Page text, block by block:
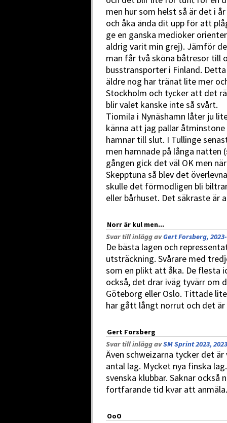
men hur som helst så är det i
och åka ända dit upp för att
ge en ganska medioker
aldrig varit min grej). Jämför
man får två sköna båtresor till
busstransporter i Finland.
äldre nog har tränat lite mer
Stockholm och tycker att det
blir valet kanske inte så svårt.
Tiomila i Nynäshamn låter ju
känna att jag pallar
hamnar till slut. I Tullinge
men hamnade på långa natten
gången gick det väl OK men
Skepptuna så blev det
skulle det förmodligen bli
eller bårhuset. Det säkraste är
Norr är kul men...
Svar till inlägg avGert Forsberg,
De bästa lagen och
utsträckning. Svårare med
som en plikt att åka. De flesta
också, det drar iväg tyvärr om
Göteborg eller Oslo. Tittade
har gått långt norrut och det
Gert Forsberg
Svar till inlägg avSM Sprint 2023,
Även schweizarna tycker det
antal lag. Mycket nya finska
svenska klubbar. Saknar också
fortfarande tid kvar att anmäla.
OoO